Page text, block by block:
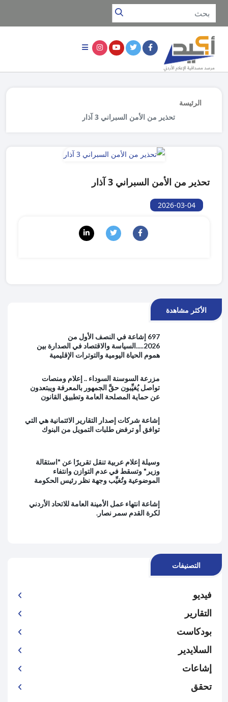
الرئيسة
تحذير من الأمن السبراني 3 آذار
تحذير من الأمن السبراني 3 آذار
2026-03-04
الأكثر مشاهدة
697 إشاعة في النصف الأول من
2026.....السياسة والاقتصاد في الصدارة بين
هموم الحياة اليومية والتوترات الإقليمية
مزرعة السوسنة السوداء .. إعلام ومنصات
تواصل يُغيِّبون حقَّ الجمهور بالمعرفة ويبتعدون
عن حماية المصلحة العامة وتطبيق القانون
إشاعة شركات إصدار التقارير الائتمانية هي التي
توافق أو ترفض طلبات التمويل من البنوك
وسيلة إعلام عربية تنقل تقريرًا عن "استقالة
وزير" وتسقط في عدم التوازن وانتفاء
الموضوعية وتُغيِّب وجهة نظر رئيس الحكومة
إشاعة انتهاء عمل الأمينة العامة للاتحاد الأردني
لكرة القدم سمر نصار.
التصنيفات
فيديو
التقارير
بودكاست
السلايدير
إشاعات
تحقق